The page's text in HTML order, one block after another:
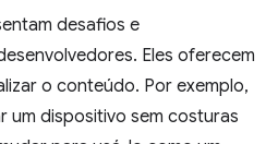
desafios e
Eles oferecem
o conteúdo. Por exemplo,
um dispositivo sem costuras